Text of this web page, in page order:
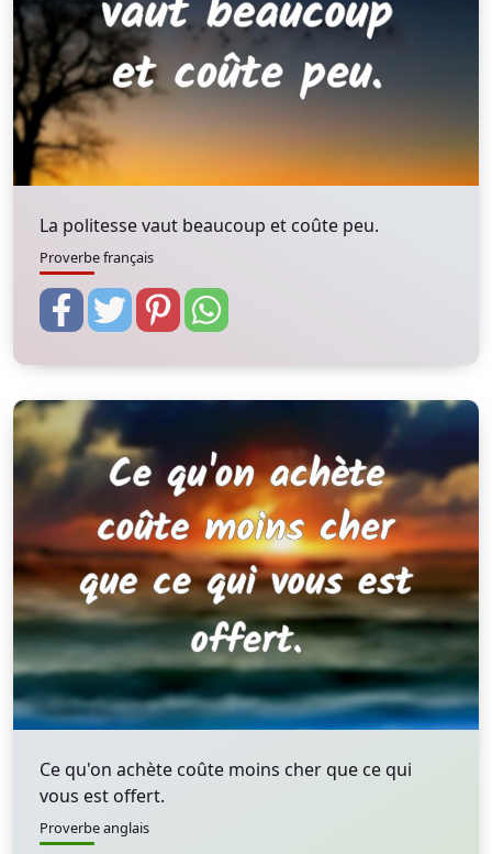
La politesse vaut beaucoup et coûte peu.
Proverbe français
Ce qu'on achète coûte moins cher que ce qui
vous est offert.
Proverbe anglais